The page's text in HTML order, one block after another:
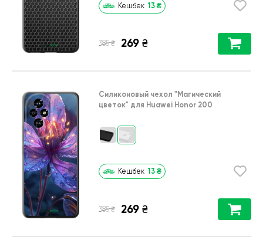
Кешбек 13 ₴
385 ₴ 269 ₴
Силиконовый чехол "Магический
цветок" для Huawei Honor 200
Кешбек 13 ₴
385 ₴ 269 ₴